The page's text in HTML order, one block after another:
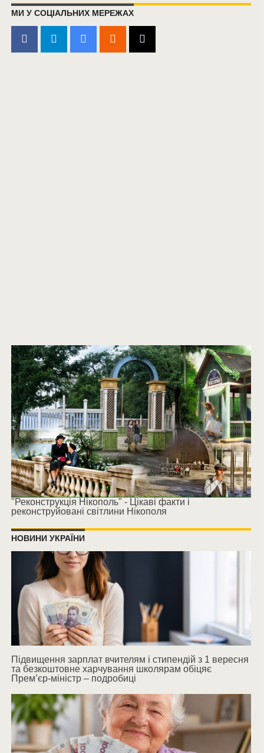
МИ У СОЦІАЛЬНИХ МЕРЕЖАХ
"Реконструкція Нікополь" - Цікаві факти і
реконструйовані світлини Нікополя
НОВИНИ УКРАЇНИ
Підвищення зарплат вчителям і стипендій з 1 вересня
та безкоштовне харчування школярам обіцяє
Прем’єр-міністр – подробиці